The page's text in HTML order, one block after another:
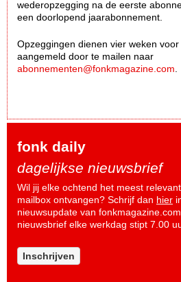
wederopzegging na de eerste
een doorlopend jaarabonnement.
Opzeggingen dienen vier weken
aangemeld door te mailen naar
abonnementen@fonkmagazine.com
fonk daily
dagelijkse nieuwsbrief
Wil jij elke ochtend het meest
mailbox ontvangen? Schrijf dan hier
nieuwsupdate van
nieuwsbrief elke werkdag stipt 7.00
Inschrijven